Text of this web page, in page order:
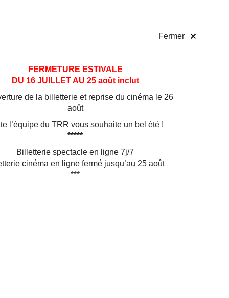
Fermer
FERMETURE ESTIVALE
DU 16 JUILLET AU 25 août inclut
de la billetterie et reprise du cinéma le 26
août
l’équipe du TRR vous souhaite un bel été !
*****
Billetterie spectacle en ligne 7j/7
cinéma en ligne fermé jusqu’au 25 août
***
DES MINIONS ET DES
MONSTRES